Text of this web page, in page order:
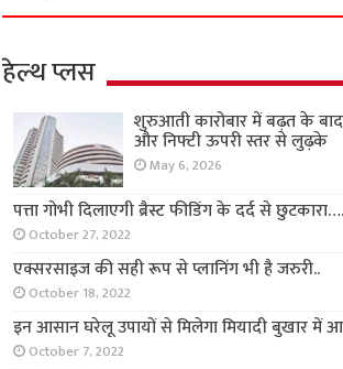
हेल्थ प्लस
शुरुआती कारोबार में बढ़त के
और निफ्टी ऊपरी स्तर से लुढ़के
May 6, 2026
पत्ता गोभी दिलाएगी ब्रैस्ट फीडिंग के दर्द से छुटकारा….
October 27, 2022
एक्सरसाइज की सही रूप से प्लानिंग भी है जरुरी..
October 18, 2022
इन आसान घरेलू उपायों से मिलेगा मियादी बुखार में
October 7, 2022